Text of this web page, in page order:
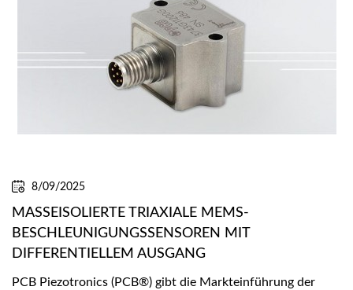
8/09/2025
MASSEISOLIERTE TRIAXIALE MEMS-
BESCHLEUNIGUNGSSENSOREN MIT
DIFFERENTIELLEM AUSGANG
PCB Piezotronics (PCB®) gibt die Markteinführung der